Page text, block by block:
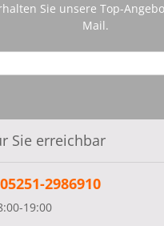
Sie unsere Top-
Mail.
Sie erreichbar
2986910
19:00